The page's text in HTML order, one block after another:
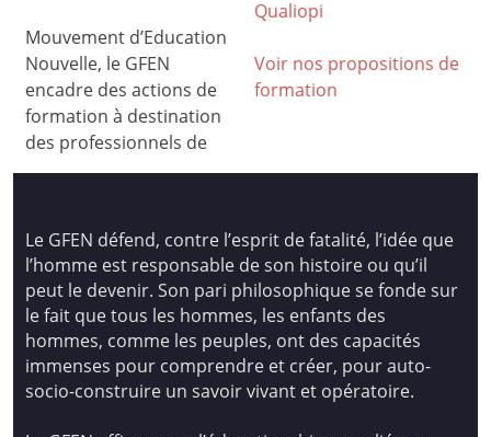
Mouvement d’Education
Nouvelle, le GFEN
encadre des actions de
formation à destination
des professionnels de
Qualiopi
Voir nos propositions de
formation
Le GFEN défend, contre l’esprit de fatalité, l’idée que
l’homme est responsable de son histoire ou qu’il
peut le devenir. Son pari philosophique se fonde sur
le fait que tous les hommes, les enfants des
hommes, comme les peuples, ont des capacités
immenses pour comprendre et créer, pour auto-
socio-construire un savoir vivant et opératoire.